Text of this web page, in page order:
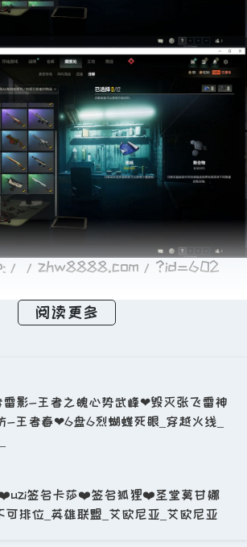
zhw8888.com/?id=602
阅读更多
影-王者之魄心势武峰❤毁灭张飞雷神
王者春❤6盘6烈蝴蝶死眼_穿越火线_
签名卡莎❤️签名狐狸❤️圣堂莫甘娜
排位_英雄联盟_艾欧尼亚_艾欧尼亚